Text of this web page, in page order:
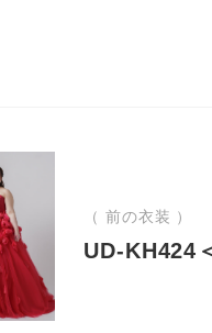
（ 前の衣装 ）
UD-KH424